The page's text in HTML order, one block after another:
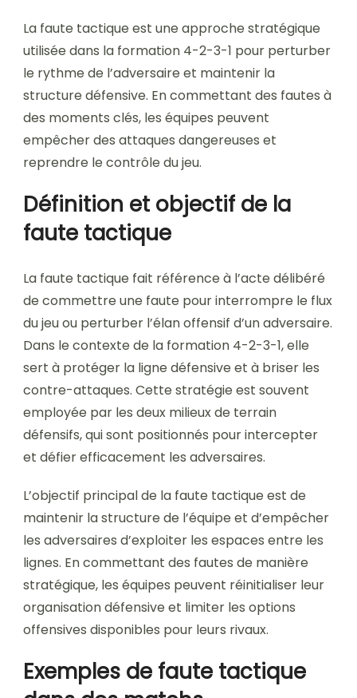
La faute tactique est une approche stratégique
utilisée dans la formation 4-2-3-1 pour perturber
le rythme de l’adversaire et maintenir la
structure défensive. En commettant des fautes à
des moments clés, les équipes peuvent
empêcher des attaques dangereuses et
reprendre le contrôle du jeu.
Définition et objectif de la
faute tactique
La faute tactique fait référence à l’acte délibéré
de commettre une faute pour interrompre le flux
du jeu ou perturber l’élan offensif d’un adversaire.
Dans le contexte de la formation 4-2-3-1, elle
sert à protéger la ligne défensive et à briser les
contre-attaques. Cette stratégie est souvent
employée par les deux milieux de terrain
défensifs, qui sont positionnés pour intercepter
et défier efficacement les adversaires.
L’objectif principal de la faute tactique est de
maintenir la structure de l’équipe et d’empêcher
les adversaires d’exploiter les espaces entre les
lignes. En commettant des fautes de manière
stratégique, les équipes peuvent réinitialiser leur
organisation défensive et limiter les options
offensives disponibles pour leurs rivaux.
Exemples de faute tactique